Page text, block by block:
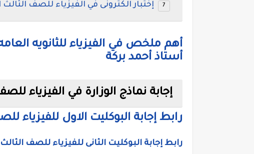
إختبار الكترونى في الفيزياء للصف
أستاذ أحمد بركة
إجابة نماذج الوزارة في الفيزياء للصف
رابط إجابة البوكليت الاول للفيزياء للصف
رابط إجابة البوكليت الثانى للفيزياء للصف الثالث